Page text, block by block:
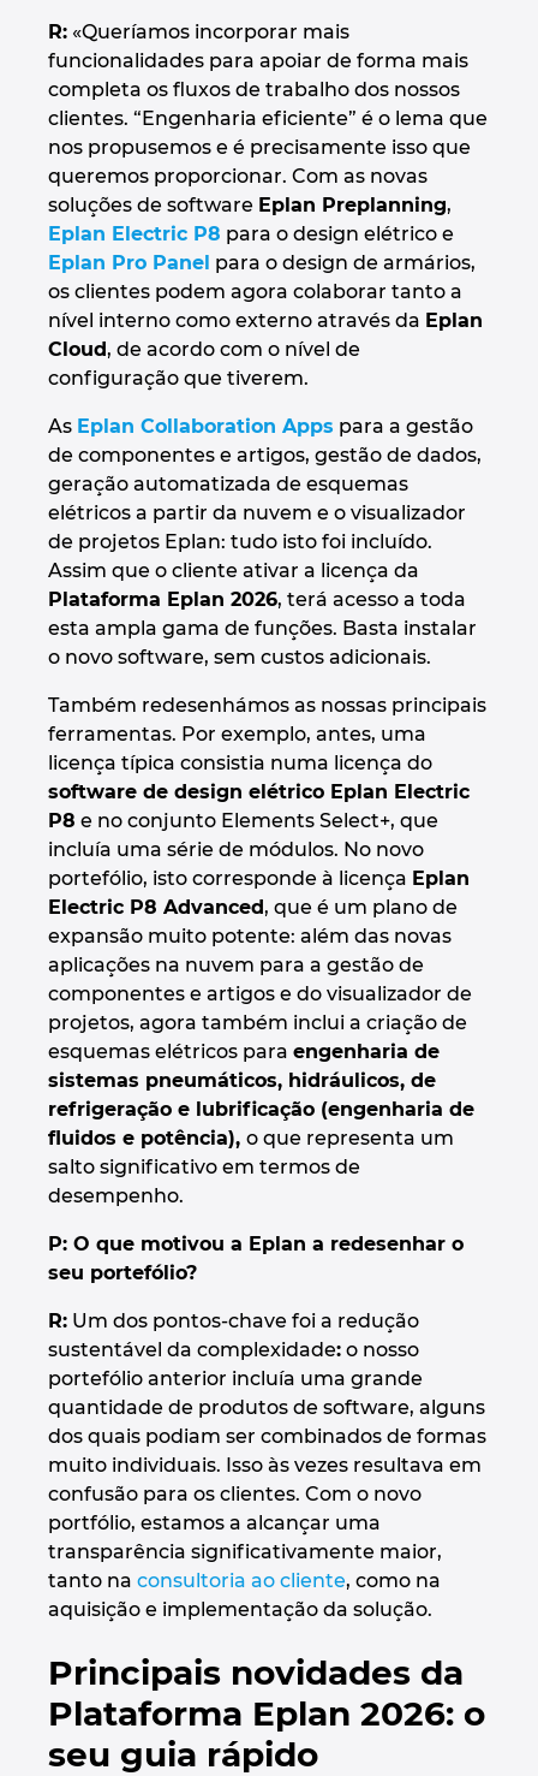
R: «Queríamos incorporar mais
funcionalidades para apoiar de forma mais
completa os fluxos de trabalho dos nossos
clientes. “Engenharia eficiente” é o lema que
nos propusemos e é precisamente isso que
queremos proporcionar. Com as novas
soluções de software Eplan Preplanning,
Eplan Electric P8 para o design elétrico e
Eplan Pro Panel para o design de armários,
os clientes podem agora colaborar tanto a
nível interno como externo através da Eplan
Cloud, de acordo com o nível de
configuração que tiverem.
As Eplan Collaboration Apps para a gestão
de componentes e artigos, gestão de dados,
geração automatizada de esquemas
elétricos a partir da nuvem e o visualizador
de projetos Eplan: tudo isto foi incluído.
Assim que o cliente ativar a licença da
Plataforma Eplan 2026, terá acesso a toda
esta ampla gama de funções. Basta instalar
o novo software, sem custos adicionais.
Também redesenhámos as nossas principais
ferramentas. Por exemplo, antes, uma
licença típica consistia numa licença do
software de design elétrico Eplan Electric
P8 e no conjunto Elements Select+, que
incluía uma série de módulos. No novo
portefólio, isto corresponde à licença Eplan
Electric P8 Advanced, que é um plano de
expansão muito potente: além das novas
aplicações na nuvem para a gestão de
componentes e artigos e do visualizador de
projetos, agora também inclui a criação de
esquemas elétricos para engenharia de
sistemas pneumáticos, hidráulicos, de
refrigeração e lubrificação (engenharia de
fluidos e potência), o que representa um
salto significativo em termos de
desempenho.
P: O que motivou a Eplan a redesenhar o
seu portefólio?
R: Um dos pontos-chave foi a redução
sustentável da complexidade: o nosso
portefólio anterior incluía uma grande
quantidade de produtos de software, alguns
dos quais podiam ser combinados de formas
muito individuais. Isso às vezes resultava em
confusão para os clientes. Com o novo
portfólio, estamos a alcançar uma
transparência significativamente maior,
tanto na consultoria ao cliente, como na
aquisição e implementação da solução.
Principais novidades da
Plataforma Eplan 2026: o
seu guia rápido